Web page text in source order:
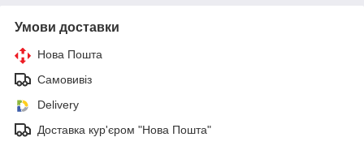
Умови доставки
Нова Пошта
Самовивіз
Delivery
Доставка кур'єром "Нова Пошта"